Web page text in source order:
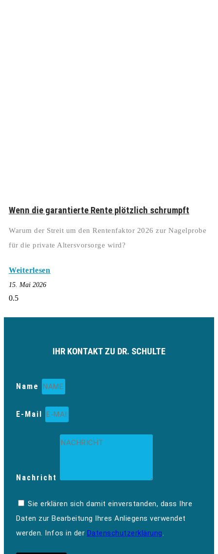
Wenn die garantierte Rente plötzlich schrumpft
Warum der Streit um den Rentenfaktor 2026 zur Nagelprobe
für die private Altersvorsorge wird?
Weiterlesen
15. Mai 2026
IHR KONTAKT ZU DR. SCHULTE
Name
E-Mail
Nachricht
Sie erklären sich damit einverstanden, dass Ihre
Daten zur Bearbeitung Ihres Anliegens verwendet
werden. Infos in der Datenschutzerklärung.